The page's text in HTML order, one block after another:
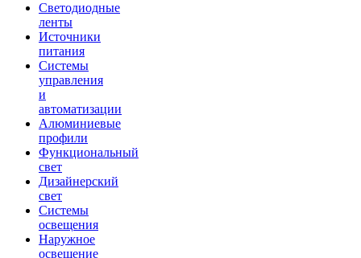
Светодиодные
ленты
Источники
питания
Системы
управления
и
автоматизации
Алюминиевые
профили
Функциональный
свет
Дизайнерский
свет
Системы
освещения
Наружное
освещение